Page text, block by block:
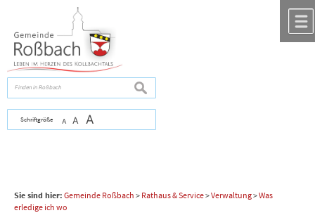
zur Navigation
Schriftgröße A A A
suchen
Sie sind hier: Gemeinde Roßbach > Rathaus & Service>Verwaltung>Was
erledige ich wo